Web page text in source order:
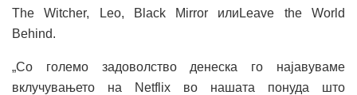
The Witcher, Leo, Black Mirror илиLeave the World
Behind.
„Со големо задоволство денеска го најавуваме
вклучувањето на Netflix во нашата понуда што